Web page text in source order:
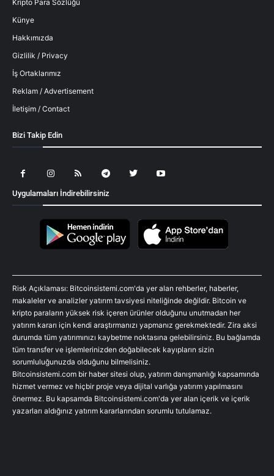
Kripto Para Sözlüğü
Künye
Hakkımızda
Gizlilik / Privacy
İş Ortaklarımız
Reklam / Advertisement
İletişim / Contact
Bizi Takip Edin
Uygulamaları İndirebilirsiniz
Risk Açıklaması: Bitcoinsistemi.com'da yer alan rehberler, haberler,
makaleler ve analizler yatırım tavsiyesi niteliğinde değildir. Bitcoin ve
kripto paraların yüksek risk içeren ürünler olduğunu unutmadan her
yatırım kararı için kendi araştırmanızı yapmanız gerekmektedir. Zira aksi
durumda tüm yatırımınızı kaybetme noktasına gelebilirsiniz. Bu bağlamda
tüm transfer ve işlemlerinizden doğabilecek kayıpların sizin
sorumluluğunuzda olduğunu bilmelisiniz.
Bitcoinsistemi.com bir haber sitesi olup, yatırım danışmanlığı kapsamında
hizmet vermez ve hiçbir proje veya dijital varlığa yatırım yapılmasını
önermez. Bu kapsamda Bitcoinsistemi.com'da yer alan içerik ve içerik
yazarları aldığınız yatırım kararlarından sorumlu tutulamaz.